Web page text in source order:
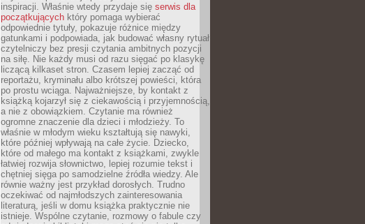
inspiracji. Właśnie wtedy przydaje się serwis dla
początkujących który pomaga wybierać
odpowiednie tytuły, pokazuje różnice między
gatunkami i podpowiada, jak budować własny rytuał
czytelniczy bez presji czytania ambitnych pozycji
na siłę. Nie każdy musi od razu sięgać po klasykę
liczącą kilkaset stron. Czasem lepiej zacząć od
reportażu, kryminału albo krótszej powieści, która
po prostu wciąga. Najważniejsze, by kontakt z
książką kojarzył się z ciekawością i przyjemnością,
a nie z obowiązkiem. Czytanie ma również
ogromne znaczenie dla dzieci i młodzieży. To
właśnie w młodym wieku kształtują się nawyki,
które później wpływają na całe życie. Dziecko,
które od małego ma kontakt z książkami, zwykle
łatwiej rozwija słownictwo, lepiej rozumie tekst i
chętniej sięga po samodzielne źródła wiedzy. Ale
równie ważny jest przykład dorosłych. Trudno
oczekiwać od najmłodszych zainteresowania
literaturą, jeśli w domu książka praktycznie nie
istnieje. Wspólne czytanie, rozmowy o fabule czy